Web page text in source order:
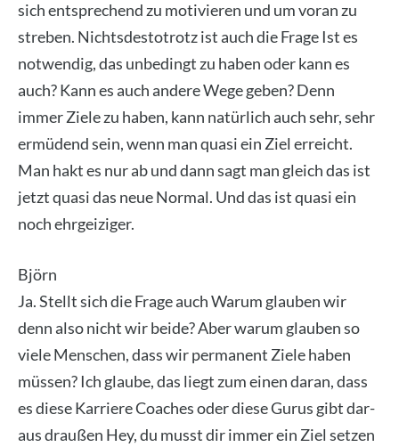
sich ent­spre­chend zu moti­vie­ren und um vor­an zu
stre­ben. Nichts­des­to­trotz ist auch die Fra­ge Ist es
not­wen­dig, das unbe­dingt zu haben oder kann es
auch? Kann es auch ande­re Wege geben? Denn
immer Zie­le zu haben, kann natür­lich auch sehr, sehr
ermü­dend sein, wenn man qua­si ein Ziel erreicht.
Man hakt es nur ab und dann sagt man gleich das ist
jetzt qua­si das neue Nor­mal. Und das ist qua­si ein
noch ehr­gei­zi­ger.
Björn
Ja. Stellt sich die Fra­ge auch War­um glau­ben wir
denn also nicht wir bei­de? Aber war­um glau­ben so
vie­le Men­schen, dass wir per­ma­nent Zie­le haben
müs­sen? Ich glau­be, das liegt zum einen dar­an, dass
es die­se Kar­rie­re Coa­ches oder die­se Gurus gibt dar­
aus drau­ßen Hey, du musst dir immer ein Ziel set­zen